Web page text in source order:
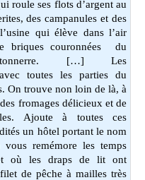
roule ses flots d’argent au
des campanules et des
qui élève dans l’air
briques couronnées du
[…] Les
toutes les parties du
On trouve non loin de là, à
fromages délicieux et de
Ajoute à toutes ces
un hôtel portant le nom
vous remémore les temps
où les draps de lit ont
de pêche à mailles très